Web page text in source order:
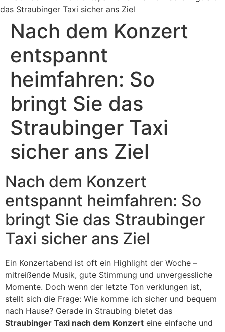
Nach dem Konzert
entspannt
heimfahren: So
bringt Sie das
Straubinger Taxi
sicher ans Ziel
Nach dem Konzert
entspannt heimfahren: So
bringt Sie das Straubinger
Taxi sicher ans Ziel
Ein Konzertabend ist oft ein Highlight der Woche –
mitreißende Musik, gute Stimmung und unvergessliche
Momente. Doch wenn der letzte Ton verklungen ist,
stellt sich die Frage: Wie komme ich sicher und bequem
nach Hause? Gerade in Straubing bietet das
Straubinger Taxi nach dem Konzert eine einfache und